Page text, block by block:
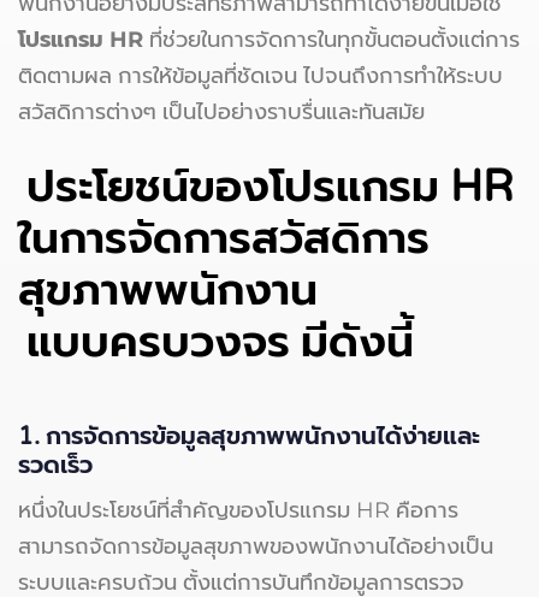
โปรแกรม HR ที่ช่วยในการจัดการในทุกขั้นตอนตั้งแต่การ
ติดตามผล การให้ข้อมูลที่ชัดเจน ไปจนถึงการทำให้ระบบ
สวัสดิการต่างๆ เป็นไปอย่างราบรื่นและทันสมัย
ประโยชน์ของโปรแกรม HR
ในการจัดการสวัสดิการ
สุขภาพพนักงาน
แบบครบวงจร มีดังนี้
1. การจัดการข้อมูลสุขภาพพนักงานได้ง่ายและ
รวดเร็ว
หนึ่งในประโยชน์ที่สำคัญของโปรแกรม HR คือการ
สามารถจัดการข้อมูลสุขภาพของพนักงานได้อย่างเป็น
ระบบและครบถ้วน ตั้งแต่การบันทึกข้อมูลการตรวจ